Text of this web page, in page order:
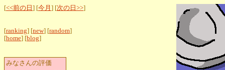
[<<前の日 ] [今月 ] [次の日>>]
[ranking] [new] [random]
[home] [blog]
みなさんの評価